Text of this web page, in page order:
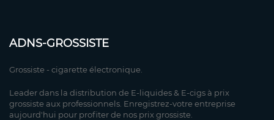
ADNS-GROSSISTE
Grossiste - cigarette électronique.
Leader dans la distribution de E-liquides & E-cigs à prix
grossiste aux professionnels. Enregistrez-votre entreprise
aujourd'hui pour profiter de nos prix grossiste.